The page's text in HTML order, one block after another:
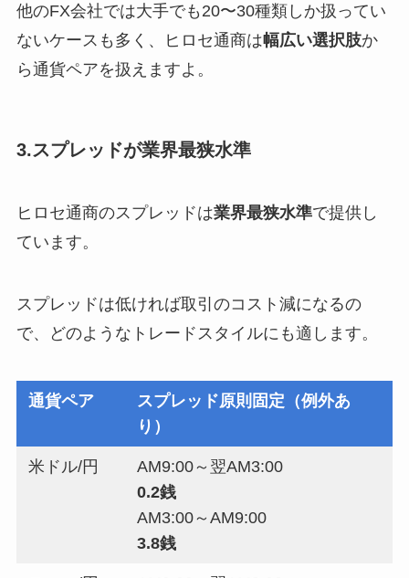
他のFX会社では大手でも20〜30種類しか扱ってい
ないケースも多く、ヒロセ通商は幅広い選択肢か
ら通貨ペアを扱えますよ。
3.スプレッドが業界最狭水準
ヒロセ通商のスプレッドは業界最狭水準で提供し
ています。
スプレッドは低ければ取引のコスト減になるの
で、どのようなトレードスタイルにも適します。
通貨ペア
スプレッド原則固定（例外あ
り）
米ドル/円
AM9:00～翌AM3:00
0.2銭
AM3:00～AM9:00
3.8銭